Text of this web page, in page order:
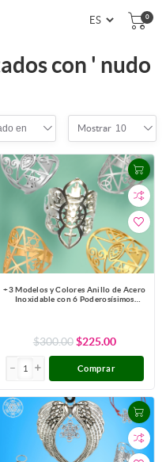
0
con ' nudo
en Mostrar 10
+3 Modelos y Colores Anillo de Acero
Inoxidable con 6 Poderosísimos
$300.00 $225.00
Comprar